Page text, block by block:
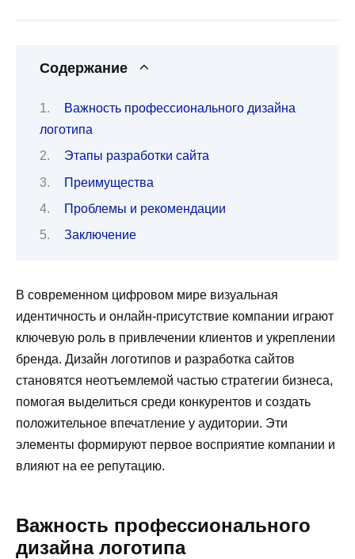
Содержание
Важность профессионального дизайна
логотипа
Этапы разработки сайта
Преимущества
Проблемы и рекомендации
Заключение
В современном цифровом мире визуальная
идентичность и онлайн-присутствие компании играют
ключевую роль в привлечении клиентов и укреплении
бренда. Дизайн логотипов и разработка сайтов
становятся неотъемлемой частью стратегии бизнеса,
помогая выделиться среди конкурентов и создать
положительное впечатление у аудитории. Эти
элементы формируют первое восприятие компании и
влияют на ее репутацию.
Важность профессионального
дизайна логотипа